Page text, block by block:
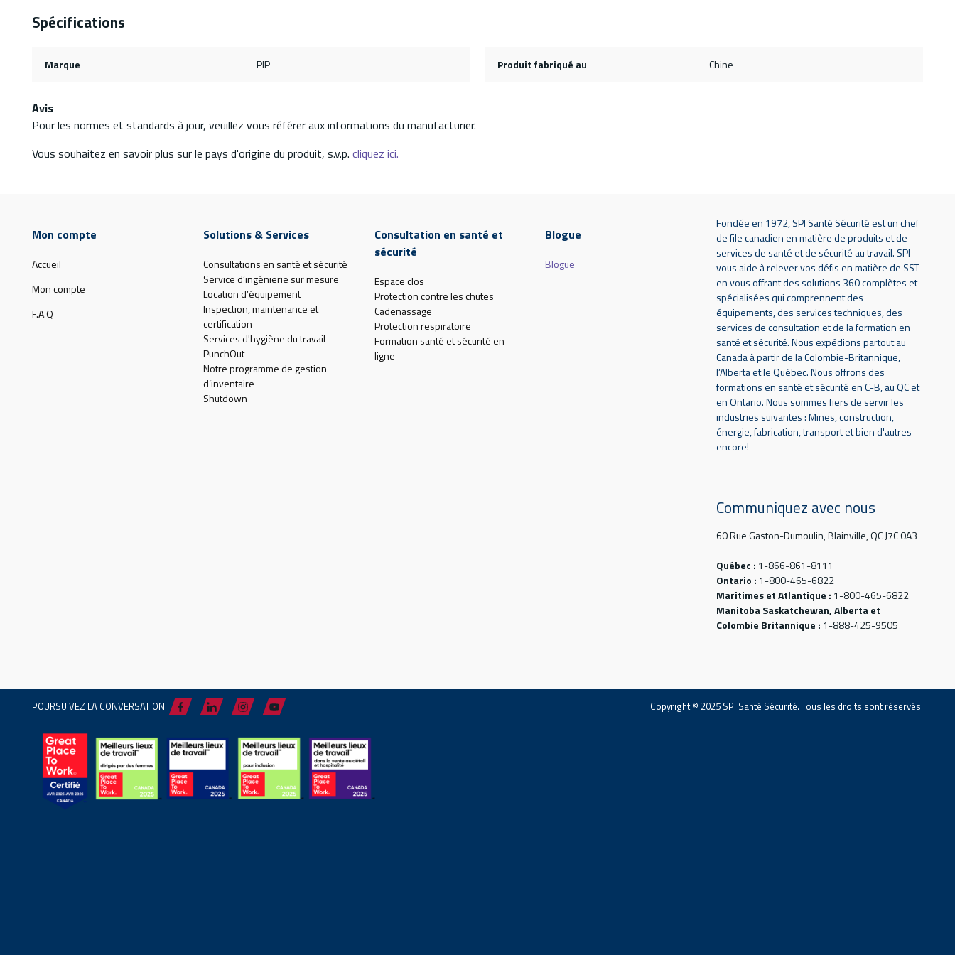
Spécifications
Marque PIP Produit fabriqué au Chine
Avis
Pour les normes et standards à jour, veuillez vous référer aux informations du manufacturier.
Vous souhaitez en savoir plus sur le pays d'origine du produit, s.v.p. cliquez ici.
Mon compte
Accueil
Mon compte
F.A.Q
Solutions & Services
Consultations en santé et sécurité
Service d’ingénierie sur mesure
Location d’équipement
Inspection, maintenance et
certification
Services d'hygiène du travail
PunchOut
Notre programme de gestion
d’inventaire
Shutdown
Consultation en santé et
sécurité
Espace clos
Protection contre les chutes
Cadenassage
Protection respiratoire
Formation santé et sécurité en
ligne
Blogue
Blogue
Fondée en 1972, SPI Santé Sécurité est un chef
de file canadien en matière de produits et de
services de santé et de sécurité au travail. SPI
vous aide à relever vos défis en matière de SST
en vous offrant des solutions 360 complètes et
spécialisées qui comprennent des
équipements, des services techniques, des
services de consultation et de la formation en
santé et sécurité. Nous expédions partout au
Canada à partir de la Colombie-Britannique,
l’Alberta et le Québec. Nous offrons des
formations en santé et sécurité en C-B, au QC et
en Ontario. Nous sommes fiers de servir les
industries suivantes : Mines, construction,
énergie, fabrication, transport et bien d'autres
encore!
Communiquez avec nous
60 Rue Gaston-Dumoulin, Blainville, QC J7C 0A3
Québec : 1-866-861-8111
Ontario : 1-800-465-6822
Maritimes et Atlantique : 1-800-465-6822
Manitoba Saskatchewan, Alberta et
Colombie Britannique : 1-888-425-9505
POURSUIVEZ LA CONVERSATION Copyright © 2025 SPI Santé Sécurité. Tous les droits sont réservés.